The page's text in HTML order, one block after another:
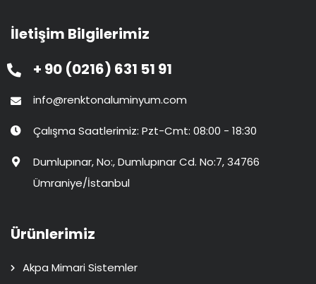
İletişim Bilgilerimiz
+ 90 (0216) 631 51 91
info@renktonaluminyum.com
Çalışma Saatlerimiz: Pzt-Cmt: 08:00 - 18:30
Dumlupınar, No:, Dumlupınar Cd. No:7, 34766
Ümraniye/İstanbul
Ürünlerimiz
Akpa Mimari Sistemler